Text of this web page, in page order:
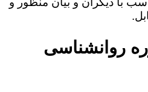
روانشناسی